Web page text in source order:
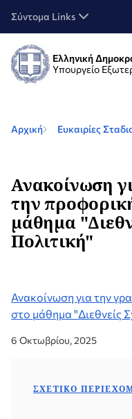
Σύντομα Links
Ελληνική
Υπουργείο
Αρχική Ευκαιρίες
Ανακοίνωση
την
μάθημα
Πολιτική"
Ανακοίνωση για την
στο μάθημα "Διεθνείς
6 Οκτωβρίου, 2025
ΣΧΕΤΙΚΌ